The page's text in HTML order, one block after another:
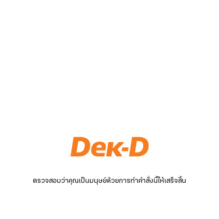
ตรวจสอบว่าคุณเป็นมนุษย์ด้วยการทำคำสั่งนี้ให้เสร็จสิ้น